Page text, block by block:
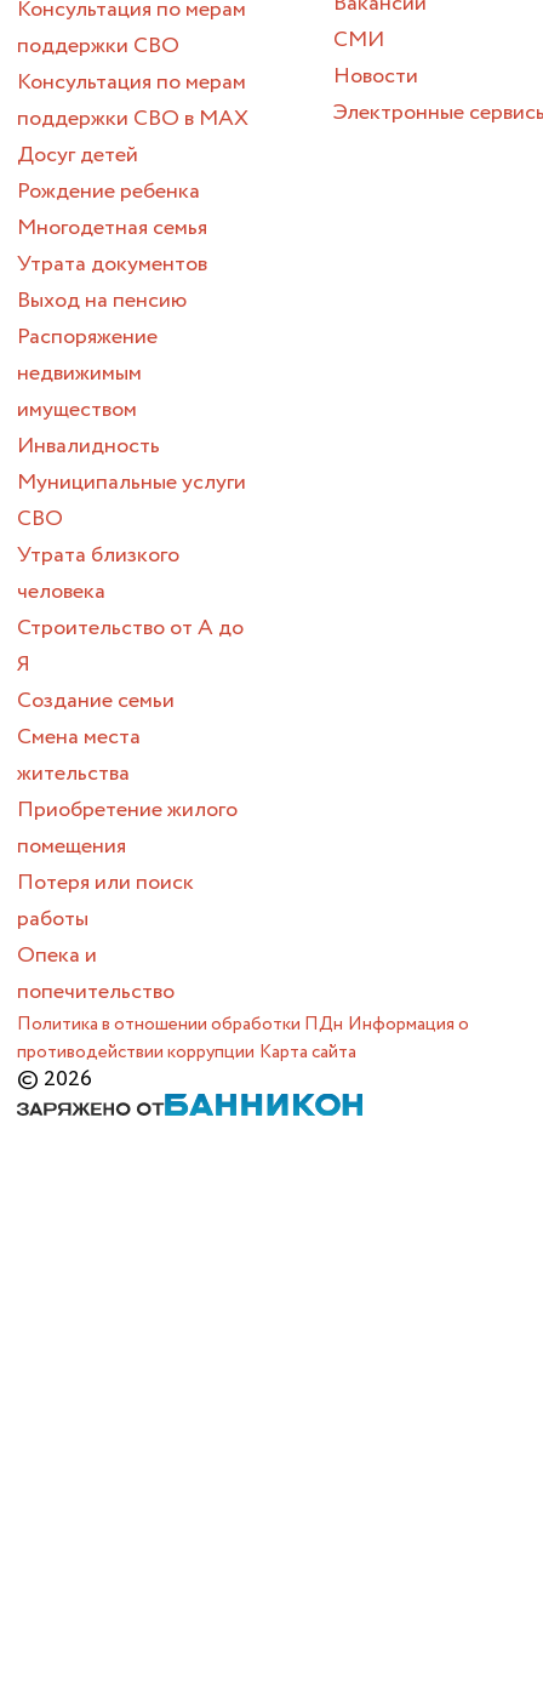
Консультация по мерам
поддержки СВО
Консультация по мерам
поддержки СВО в МАХ
Досуг детей
Рождение ребенка
Многодетная семья
Утрата документов
Выход на пенсию
Распоряжение
недвижимым
имуществом
Инвалидность
Муниципальные услуги
СВО
Утрата близкого
человека
Строительство от А до
Я
Создание семьи
Смена места
жительства
Приобретение жилого
помещения
Потеря или поиск
работы
Опека и
попечительство
СМИ
Новости
Электронные
Политика в отношении обработки ПДн Информация о
противодействии коррупции Карта сайта
© 2026